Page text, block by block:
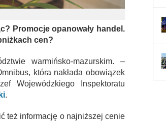
Promocje opanowały handel.
cen?
warmińsko-mazurskim. –
która nakłada obowiązek
Wojewódzkiego Inspektoratu
.
też informację o najniższej cenie